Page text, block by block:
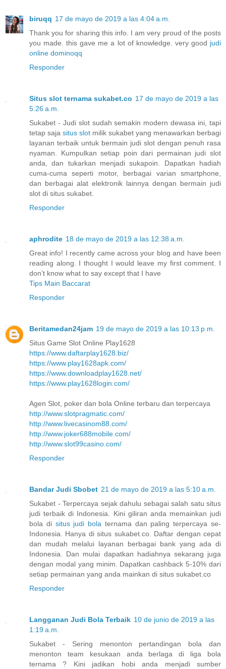
biruqq 17 de mayo de 2019 a las 4:04 a.m.
Thank you for sharing this info. I am very proud of the posts
you made. this gave me a lot of knowledge. very good judi
online dominoqq
Responder
Situs slot ternama sukabet.co 17 de mayo de 2019 a las
5:26 a.m.
Sukabet - Judi slot sudah semakin modern dewasa ini, tapi
tetap saja situs slot milik sukabet yang menawarkan berbagi
layanan terbaik untuk bermain judi slot dengan penuh rasa
nyaman. Kumpulkan setiap poin dari permainan judi slot
anda, dan tukarkan menjadi sukapoin. Dapatkan hadiah
cuma-cuma seperti motor, berbagai varian smartphone,
dan berbagai alat elektronik lainnya dengan bermain judi
slot di situs sukabet.
Responder
aphrodite 18 de mayo de 2019 a las 12:38 a.m.
Great info! I recently came across your blog and have been
reading along. I thought I would leave my first comment. I
don’t know what to say except that I have
Tips Main Baccarat
Responder
Beritamedan24jam 19 de mayo de 2019 a las 10:13 p.m.
Situs Game Slot Online Play1628
https://www.daftarplay1628.biz/
https://www.play1628apk.com/
https://www.downloadplay1628.net/
https://www.play1628login.com/
Agen Slot, poker dan bola Online terbaru dan terpercaya
http://www.slotpragmatic.com/
http://www.livecasinom88.com/
http://www.joker688mobile.com/
http://www.slot99casino.com/
Responder
Bandar Judi Sbobet 21 de mayo de 2019 a las 5:10 a.m.
Sukabet - Terpercaya sejak dahulu sebagai salah satu situs
judi terbaik di Indonesia. Kini giliran anda memainkan judi
bola di situs judi bola ternama dan paling terpercaya se-
Indonesia. Hanya di situs sukabet.co. Daftar dengan cepat
dan mudah melalui layanan berbagai bank yang ada di
Indonesia. Dan mulai dapatkan hadiahnya sekarang juga
dengan modal yang minim. Dapatkan cashback 5-10% dari
setiap permainan yang anda mainkan di situs sukabet.co
Responder
Langganan Judi Bola Terbaik 10 de junio de 2019 a las
1:19 a.m.
Sukabet - Sering menonton pertandingan bola dan
menonton team kesukaan anda berlaga di liga bola
ternama ? Kini jadikan hobi anda menjadi sumber